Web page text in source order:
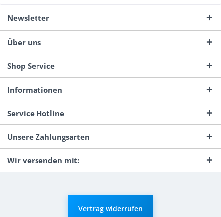
Newsletter
Über uns
Shop Service
Informationen
Service Hotline
Unsere Zahlungsarten
Wir versenden mit:
Vertrag widerrufen